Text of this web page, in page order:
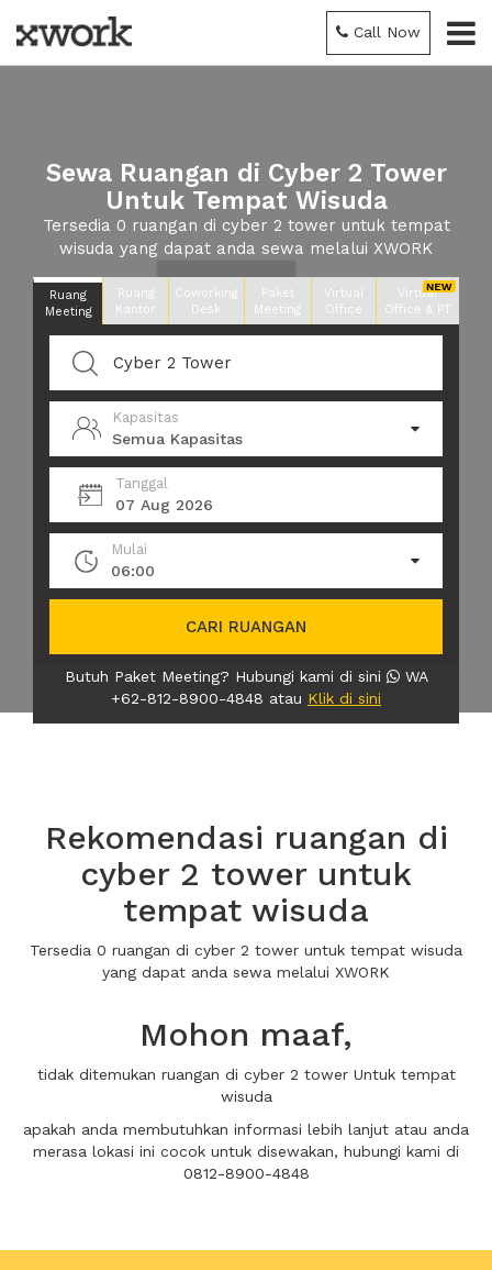
Call Now
Sewa Ruangan di Cyber 2 Tower
Untuk Tempat Wisuda
Tersedia 0 ruangan di cyber 2 tower untuk tempat
wisuda yang dapat anda sewa melalui XWORK
Ruang
Meeting
Ruang
Kantor
Coworking
Desk
Paket
Meeting
Virtual
Office
Virtual
Office & PT
Kapasitas
Semua Kapasitas
Tanggal
07 Aug 2026
Mulai
06:00
CARI RUANGAN
Butuh Paket Meeting? Hubungi kami di sini
WA
+62-812-8900-4848 atau Klik di sini
Rekomendasi ruangan di
cyber 2 tower untuk
tempat wisuda
Tersedia 0 ruangan di cyber 2 tower untuk tempat wisuda
yang dapat anda sewa melalui XWORK
Mohon maaf,
tidak ditemukan ruangan di cyber 2 tower Untuk tempat
wisuda
apakah anda membutuhkan informasi lebih lanjut atau anda
merasa lokasi ini cocok untuk disewakan, hubungi kami di
0812-8900-4848